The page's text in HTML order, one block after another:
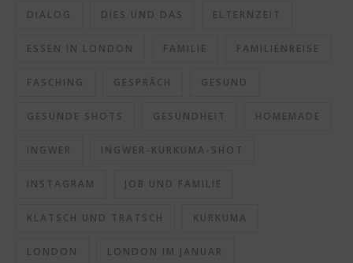
DIALOG DIES UND DAS ELTERNZEIT
ESSEN IN LONDON FAMILIE FAMILIENREISE
FASCHING GESPRÄCH GESUND
GESUNDE SHOTS GESUNDHEIT HOMEMADE
INGWER INGWER-KURKUMA-SHOT
INSTAGRAM JOB UND FAMILIE
KLATSCH UND TRATSCH KURKUMA
LONDON LONDON IM JANUAR